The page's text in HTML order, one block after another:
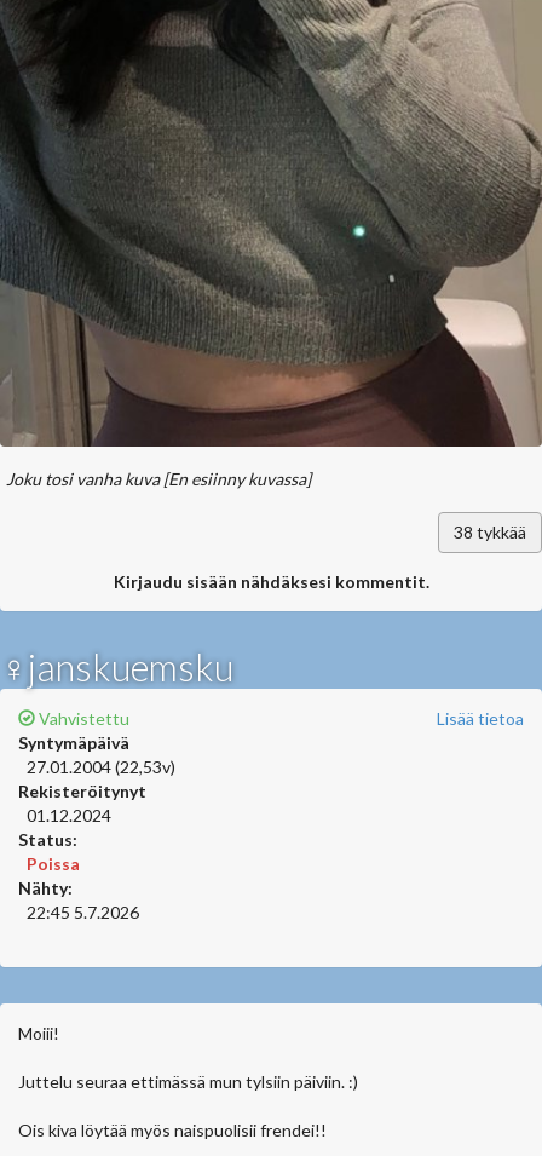
Joku tosi vanha kuva[En esiinny kuvassa]
38 tykkää
Kirjaudu sisään nähdäksesi kommentit.
♀janskuemsku
Lisää tietoa
Vahvistettu
Syntymäpäivä
27.01.2004 (22,53v)
Rekisteröitynyt
01.12.2024
Status:
Poissa
Nähty:
22:45 5.7.2026
Moiii!
Juttelu seuraa ettimässä mun tylsiin päiviin. :)
Ois kiva löytää myös naispuolisii frendei!!